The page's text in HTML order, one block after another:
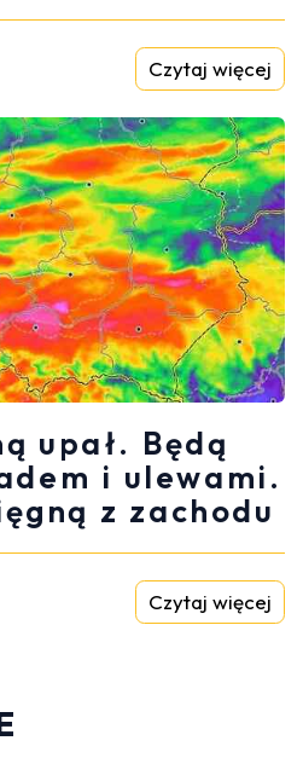
Czytaj więcej
upał. Będą
i ulewami.
z zachodu
Czytaj więcej